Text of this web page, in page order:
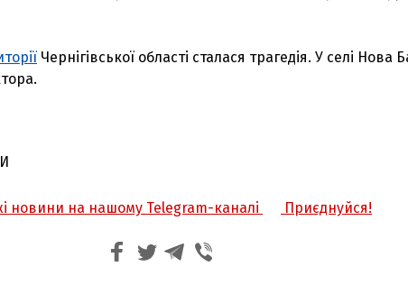
Чернігівської області сталася трагедія. У селі Нова
новини на нашому Telegram-каналі Приєднуйся!